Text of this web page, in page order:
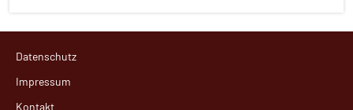
Artikel
Alle
Themen
Datenschutz
Impressum
Kontakt